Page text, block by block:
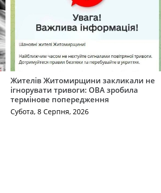
Жителів Житомирщини закликали не
ігнорувати тривоги: ОВА зробила
термінове попередження
Субота, 8 Серпня, 2026